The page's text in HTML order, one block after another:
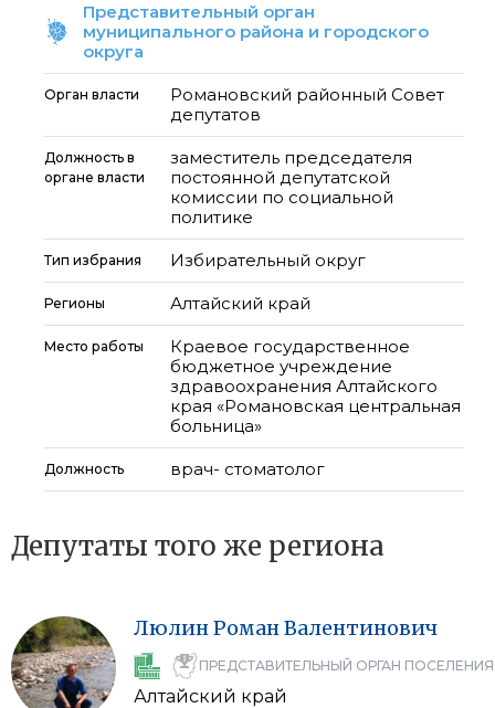
Представительный орган
муниципального района и городского
округа
Орган власти
Романовский районный Совет
депутатов
Должность в
органе власти
заместитель председателя
постоянной депутатской
комиссии по социальной
политике
Тип избрания Избирательный округ
Регионы Алтайский край
Место работы
Краевое государственное
бюджетное учреждение
здравоохранения Алтайского
края «Романовская центральная
больница»
Должность врач- стоматолог
Депутаты того же региона
ЛюлинРоманВалентинович
ПРЕДСТАВИТЕЛЬНЫЙ ОРГАН ПОСЕЛЕНИЯ
Алтайский край